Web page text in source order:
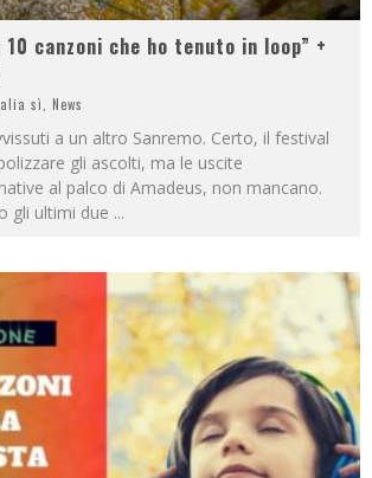
10 canzoni che ho tenuto in loop” +
sì News
a un altro Sanremo. Certo, il festival
gli ascolti, ma le uscite
al palco di Amadeus, non mancano.
gli ultimi due ...